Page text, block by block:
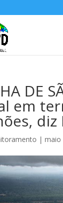
DE
em
diz
|maio